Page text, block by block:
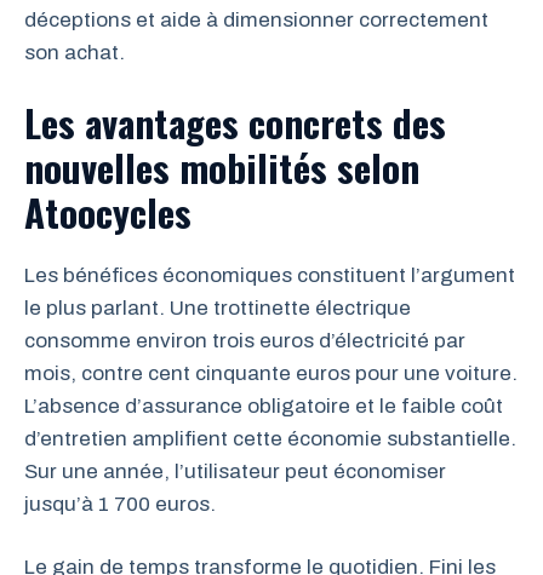
déceptions et aide à dimensionner correctement
son achat.
Les avantages concrets des
nouvelles mobilités selon
Atoocycles
Les bénéfices économiques constituent l’argument
le plus parlant. Une trottinette électrique
consomme environ trois euros d’électricité par
mois, contre cent cinquante euros pour une voiture.
L’absence d’assurance obligatoire et le faible coût
d’entretien amplifient cette économie substantielle.
Sur une année, l’utilisateur peut économiser
jusqu’à 1 700 euros.
Le gain de temps transforme le quotidien. Fini les